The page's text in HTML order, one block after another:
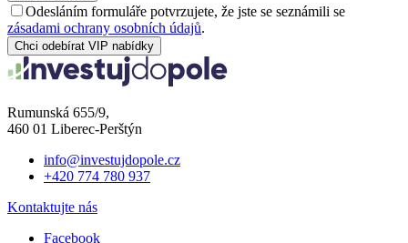
Odesláním formuláře potvrzujete, že jste se seznámili se
zásadami ochrany osobních údajů.
Chci odebírat VIP nabídky
Rumunská 655/9,
460 01 Liberec-Perštýn
info@investujdopole.cz
+420 774 780 937
Kontaktujte nás
Facebook